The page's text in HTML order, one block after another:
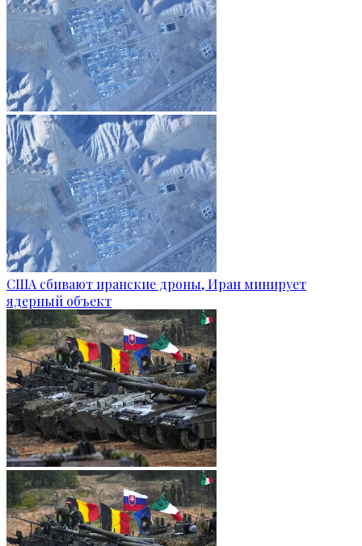
США сбивают иранские дроны, Иран минирует
ядерный объект